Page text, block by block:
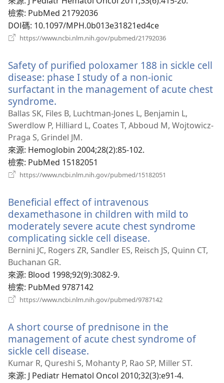
檢索‎: PubMed 21792036
DOI碼‎: 10.1097/MPH.0b013e31821ed4ce
https://www.ncbi.nlm.nih.gov/pubmed/21792036
視
窗）
Safety of purified poloxamer 188 in sickle cell
disease: phase I study of a non-ionic
surfactant in the management of acute chest
syndrome.
啟
新
視
窗）
Ballas SK, Files B, Luchtman-Jones L, Benjamin L,
Swerdlow P, Hilliard L, Coates T, Abboud M, Wojtowicz-
Praga S, Grindel JM.
來源‎: Hemoglobin 2004;28(2):85-102.
檢索‎: PubMed 15182051
https://www.ncbi.nlm.nih.gov/pubmed/15182051
窗）
Beneficial effect of intravenous
dexamethasone in children with mild to
moderately severe acute chest syndrome
complicating sickle cell disease.
啟
Bernini JC, Rogers ZR, Sandler ES, Reisch JS, Quinn CT,
Buchanan GR.
來源‎: Blood 1998;92(9):3082-9.
檢索‎: PubMed 9787142
https://www.ncbi.nlm.nih.gov/pubmed/9787142
視
窗）
A short course of prednisone in the
management of acute chest syndrome of
sickle cell disease.
啟
新
Kumar R, Qureshi S, Mohanty P, Rao SP, Miller ST.
來源‎: J Pediatr Hematol Oncol 2010;32(3):e91-4.